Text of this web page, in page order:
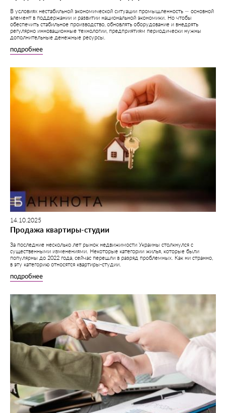
В условиях нестабильной экономической ситуации промышленность — основной
элемент в поддержании и развитии национальной экономики. Но чтобы
обеспечить стабильное производство, обновлять оборудование и внедрять
регулярно инновационные технологии, предприятиям периодически нужны
дополнительные денежные ресурсы.
подробнее
14.10.2025
Продажа квартиры-студии
За последние несколько лет рынок недвижимости Украины столкнулся с
существенными изменениями. Некоторые категории жилья, которые были
популярны до 2022 года, сейчас перешли в разряд проблемных. Как ни странно,
в эту категорию относятся квартиры-студии.
подробнее